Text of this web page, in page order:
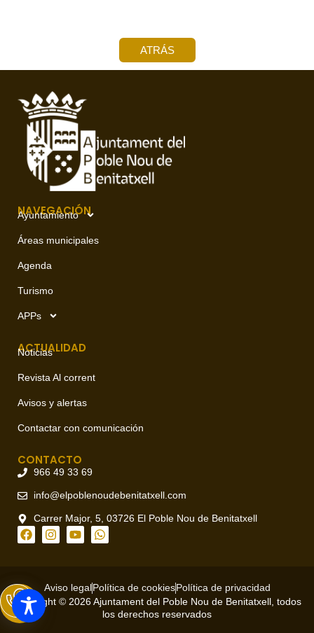
ATRÁS
NAVEGACIÓN
Ayuntamiento
Áreas municipales
Agenda
Turismo
APPs
ACTUALIDAD
Noticias
Revista Al corrent
Avisos y alertas
Contactar con comunicación
CONTACTO
966 49 33 69
info@elpoblenoudebenitatxell.com
Carrer Major, 5, 03726 El Poble Nou de Benitatxell
Aviso legalPolítica de cookiesPolítica de privacidad
Copyright © 2026 Ajuntament del Poble Nou de Benitatxell, todos
los derechos reservados